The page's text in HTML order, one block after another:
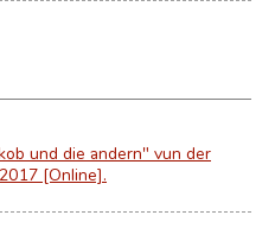
und die andern" vun der
[Online].